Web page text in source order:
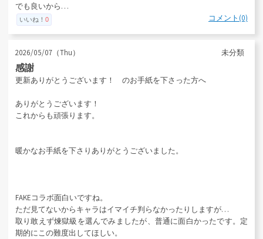
でも良いから…
いいね！ 0 コメント(0)
2026/05/07（Thu） 未分類
感謝
更新ありがとうございます！ のお手紙を下さった方へ
ありがとうございます！
これからも頑張ります。
暖かなお手紙を下さりありがとうございました。
FAKEコラボ面白いですね。
ただ見てないからキャラはイマイチ判らなかったりしますが…
取り敢えず煉獄級を選んでみましたが、普通に面白かったです。定
期的にこの難度出してほしい。